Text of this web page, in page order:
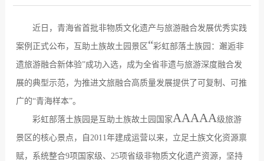
近日，青海省首批非物质文化遗产与旅游融合发展优秀实践
案例正式公布，互助土族故土园景区“彩虹部落土族园：邂逅非
遗旅游融合新体验”成功入选，成为全省非遗与旅游深度融合发
展的典型示范，为推进文旅融合高质量发展提供了可复制、可推
广的“青海样本”。
彩虹部落土族园是互助土族故土园国家 AAAAA级旅游
景区的核心景点，自 2011年建成运营以来，立足土族文化资源禀
赋，系统整合9项国家级、 25项省级非物质文化遗产资源，坚持